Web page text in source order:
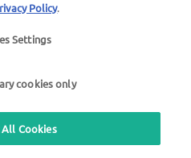
Policy.
Settings
cookies only
Cookies